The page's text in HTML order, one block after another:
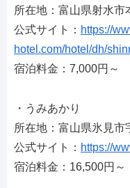
所在地：富山県射水市
公式サイト： https://
hotel.com/hotel/dh/
宿泊料金：7,000円～
・うみあかり
所在地：富山県氷見市
公式サイト： https://
宿泊料金：16,500円～